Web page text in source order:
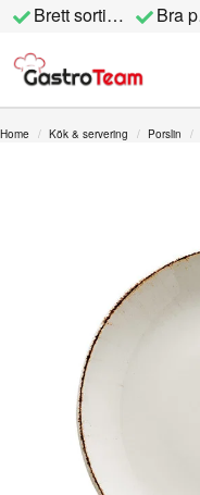
Brett sortiment Bra priser
Home Kök & servering Porslin